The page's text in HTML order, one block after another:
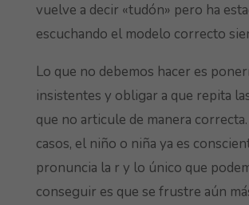
vuelve a decir «tudón» pero ha
escuchando el modelo correcto
Lo que no debemos hacer es
insistentes y obligar a que repita
que no articule de manera
casos, el niño o niña ya es
pronuncia la r y lo único que
conseguir es que se frustre aún